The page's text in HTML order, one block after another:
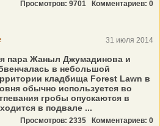
Просмотров: 9701 Комментариев: 0
31 июля 2014
пара Жаныл Джумадинова и
в небольшой
кладбища Forest Lawn в
обычно используется во
гробы опускаются в
в подвале ...
Просмотров: 2335 Комментариев: 0